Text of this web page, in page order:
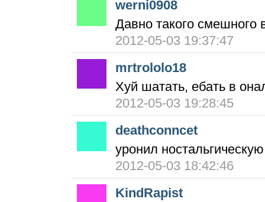
werni0908
Давно такого
2012-05-03 19:37:47
mrtrololo18
Хуй шатать, ебать в
2012-05-03 19:28:45
deathconncet
уронил
2012-05-03 18:42:46
KindRapist